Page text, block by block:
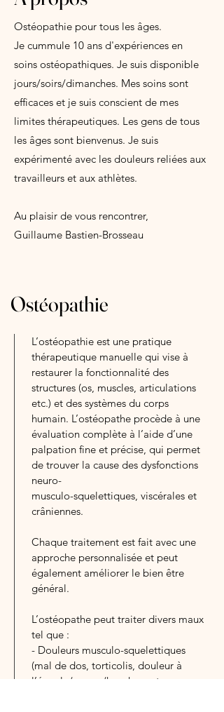
Ostéopathie pour tous les âges.
Je cummule 10 ans d'expériences en
soins ostéopathiques. Je suis disponible
jours/soirs/dimanches. Mes soins sont
efficaces et je suis conscient de mes
limites thérapeutiques. Les gens de tous
les âges sont bienvenus. Je suis
expérimenté avec les douleurs reliées aux
travailleurs et aux athlètes.
Au plaisir de vous rencontrer,
Guillaume Bastien-Brosseau
Ostéopathie
L’ostéopathie est une pratique
thérapeutique manuelle qui vise à
restaurer la fonctionnalité des
structures (os, muscles, articulations
etc.) et des systèmes du corps
humain. L’ostéopathe procède à une
évaluation complète à l’aide d’une
palpation fine et précise, qui permet
de trouver la cause des dysfonctions
neuro-
musculo-squelettiques, viscérales et
crâniennes.
Chaque traitement est fait avec une
approche personnalisée et peut
également améliorer le bien être
général.
L’ostéopathe peut traiter divers maux
tel que :
- Douleurs musculo-squelettiques
(mal de dos, torticolis, douleur à
l’épaule/genou/hanche, entorses,